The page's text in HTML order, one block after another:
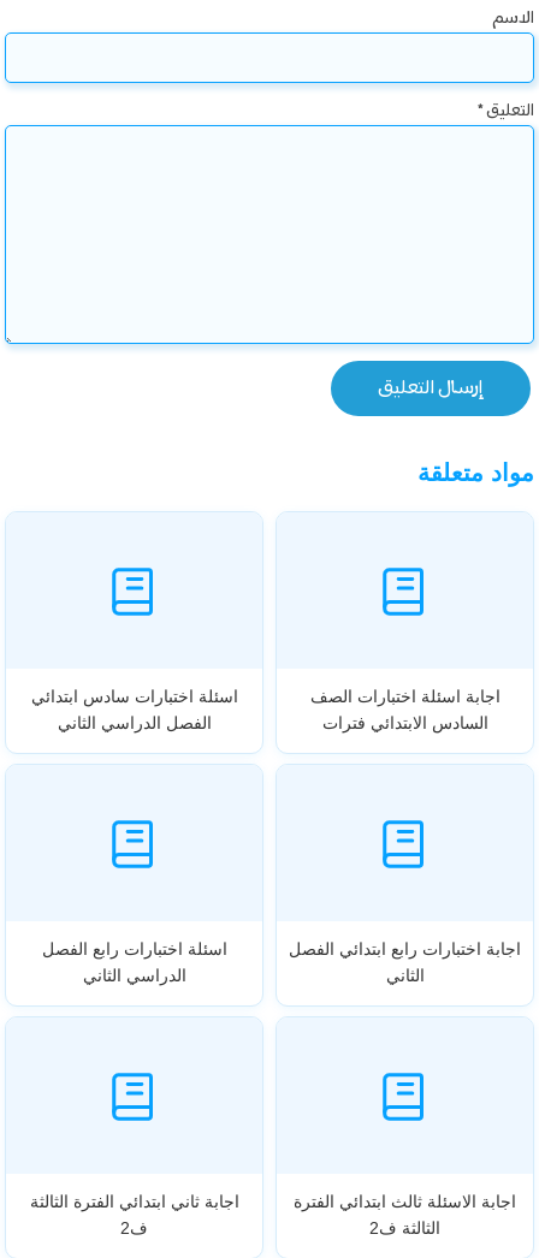
الاسم
التعليق*
مواد متعلقة
اجابة اسئلة اختبارات الصف
السادس الابتدائي فترات
اسئلة اختبارات سادس ابتدائي
الفصل الدراسي الثاني
اجابة اختبارات رابع ابتدائي الفصل
الثاني
اسئلة اختبارات رابع الفصل
الدراسي الثاني
اجابة الاسئلة ثالث ابتدائي الفترة
الثالثة ف2
اجابة ثاني ابتدائي الفترة الثالثة
ف2